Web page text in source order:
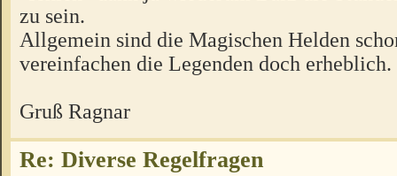
zu sein.
Allgemein sind die Magischen Helden
vereinfachen die Legenden doch erheblich.
Gruß Ragnar
Re: Diverse Regelfragen